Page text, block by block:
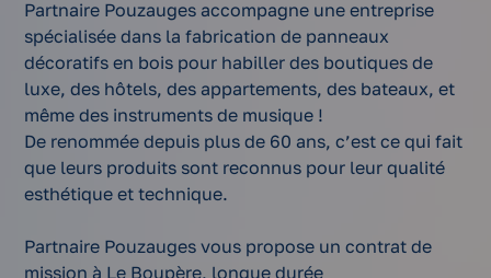
Partnaire Pouzauges accompagne une entreprise
spécialisée dans la fabrication de panneaux
décoratifs en bois pour habiller des boutiques de
luxe, des hôtels, des appartements, des bateaux, et
même des instruments de musique !
De renommée depuis plus de 60 ans, c’est ce qui fait
que leurs produits sont reconnus pour leur qualité
esthétique et technique.
Partnaire Pouzauges vous propose un contrat de
mission à Le Boupère, longue durée